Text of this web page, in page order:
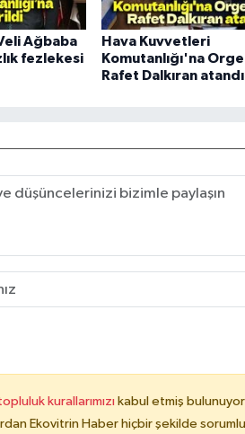
Ağbaba
fezlekesi
Hava Kuvvetleri
Komutanlığı'na
Rafet Dalkıran atandı
kurallarımızı kabul etmiş
Ekovitrin Haber hiçbir şekilde